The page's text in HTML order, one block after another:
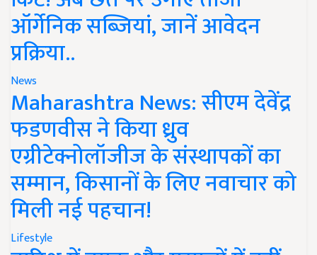
ऑर्गेनिक सब्जियां, जानें आवेदन
प्रक्रिया..
News
Maharashtra News: सीएम देवेंद्र
फडणवीस ने किया ध्रुव
एग्रीटेक्नोलॉजीज के संस्थापकों का
सम्मान, किसानों के लिए नवाचार को
मिली नई पहचान!
Lifestyle